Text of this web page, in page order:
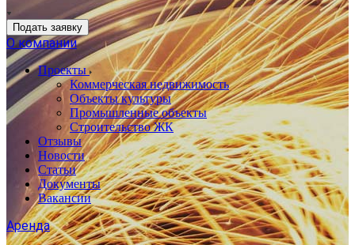
Подать заявку
О компании
Проекты
Коммерческая недвижимость
Объекты культуры
Промышленные объекты
Строительство ЖК
Отзывы
Новости
Статьи
Документы
Вакансии
Аренда